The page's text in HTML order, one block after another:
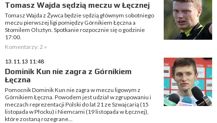
Tomasz Wajda sędzią meczu w Łęcznej
Tomasz Wajda z Żywca będzie sędzią głównym sobotniego
meczu pierwszej ligi pomiędzy Górnikiem Łęczna a
Stomilem Olsztyn. Spotkanie rozpocznie się o godzinie
17:00.
Komentarzy: 2 »
13.11.13 11:48
Dominik Kun nie zagra z Górnikiem
Łęczna
Pomocnik Dominik Kun nie zagra w meczu ligowym z
Górnikiem Łęczna. Powodem jest udział w zgrupowaniu i
meczach reprezentacji Polski do lat 21 ze Szwajcarią (15
listopada w Płocku) i Niemcami (19 listopada w Łęcznej),
które zostaną rozegrane...